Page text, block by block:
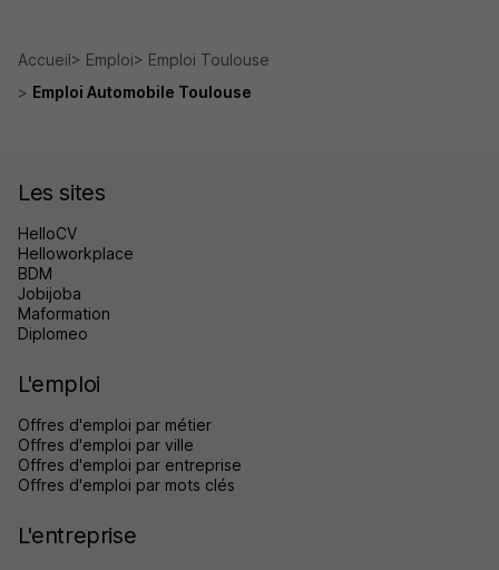
Accueil Emploi
Emploi Toulouse
Emploi Automobile Toulouse
Les sites
HelloCV
Helloworkplace
BDM
Jobijoba
Maformation
Diplomeo
L'emploi
Offres d'emploi par métier
Offres d'emploi par ville
Offres d'emploi par entreprise
Offres d'emploi par mots clés
L'entreprise